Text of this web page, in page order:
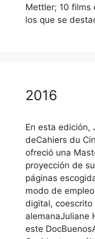
Mettler; 10 films
los que se
2016
En esta edición,
deCahiers du
ofreció una
proyección de
páginas
modo de
digital, coescrito
alemanaJuliane
este